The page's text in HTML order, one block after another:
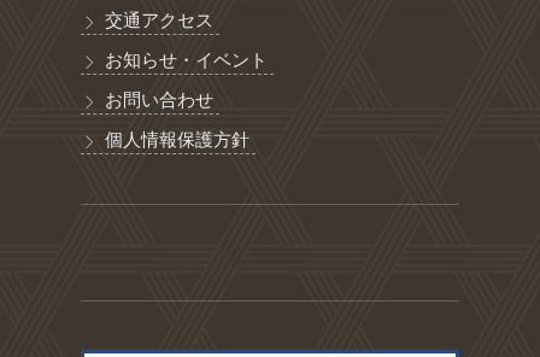
交通アクセス
お知らせ・イベント
お問い合わせ
個人情報保護方針